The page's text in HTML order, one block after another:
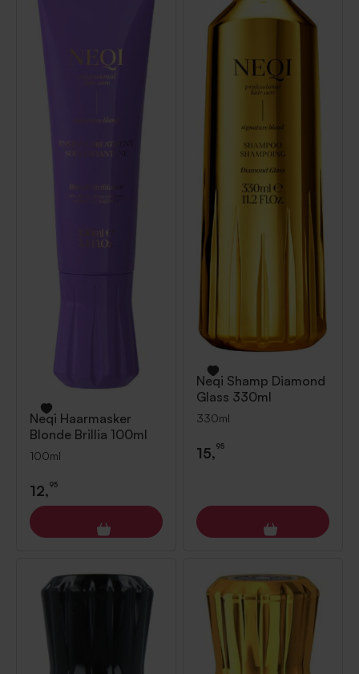
Neqi Haarmasker
Blonde Brillia 100ml
100ml
12,95
Neqi Shamp Diamond
Glass 330ml
330ml
15,95